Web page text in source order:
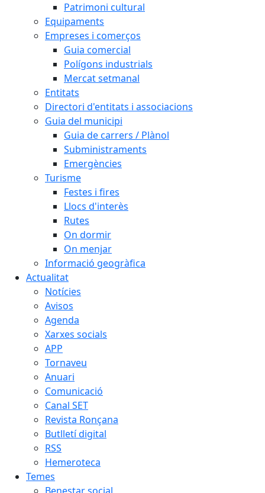
Patrimoni cultural
Equipaments
Empreses i comerços
Guia comercial
Polígons industrials
Mercat setmanal
Entitats
Directori d'entitats i associacions
Guia del municipi
Guia de carrers / Plànol
Subministraments
Emergències
Turisme
Festes i fires
Llocs d'interès
Rutes
On dormir
On menjar
Informació geogràfica
Actualitat
Notícies
Avisos
Agenda
Xarxes socials
APP
Tornaveu
Anuari
Comunicació
Canal SET
Revista Ronçana
Butlletí digital
RSS
Hemeroteca
Temes